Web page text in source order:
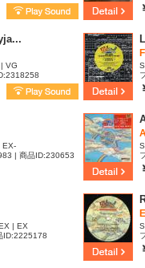
5
VG
EX-
| 商品ID:230653
| EX
ID:2225178